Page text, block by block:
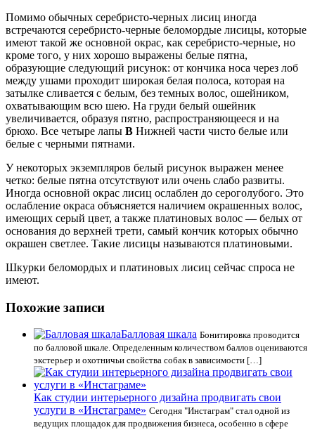
Помимо обычных серебристо-черных лисиц иногда
встречаются серебристо-черные беломордые лисицы, которые
имеют такой же основной окрас, как серебристо-черные, но
кроме того, у них хорошо выражены белые пятна,
образующие следующий рисунок: от кончика носа через лоб
между ушами проходит широкая белая полоса, которая на
затылке сливается с белым, без темных волос, ошейником,
охватывающим всю шею. На груди белый ошейник
увеличивается, образуя пятно, распространяющееся и на
брюхо. Все четыре лапы В Нижней части чисто белые или
белые с черными пятнами.
У некоторых экземпляров белый рисунок выражен менее
четко: белые пятна отсутствуют или очень слабо развиты.
Иногда основной окрас лисиц ослаблен до сероголубого. Это
ослабление окраса объясняется наличием окрашенных волос,
имеющих серый цвет, а также платиновых волос — белых от
основания до верхней трети, самый кончик которых обычно
окрашен светлее. Такие лисицы называются платиновыми.
Шкурки беломордых и платиновых лисиц сейчас спроса не
имеют.
Похожие записи
Балловая шкала Бонитировка проводится
по балловой шкале. Определенным количеством баллов оцениваются
экстерьер и охотничьи свойства собак в зависимости […]
Как студии интерьерного дизайна продвигать свои
услуги в «Инстаграме» Сегодня "Инстаграм" стал одной из
ведущих площадок для продвижения бизнеса, особенно в сфере